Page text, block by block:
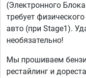
(Электронного
требует
авто (при Stage1).
необязательно!
Мы прошиваем
рестайлинг и